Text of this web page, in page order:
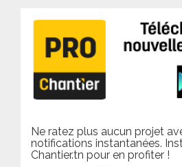
Ne ratez plus aucun projet
notifications instantanées.
Chantier.tn pour en profiter !